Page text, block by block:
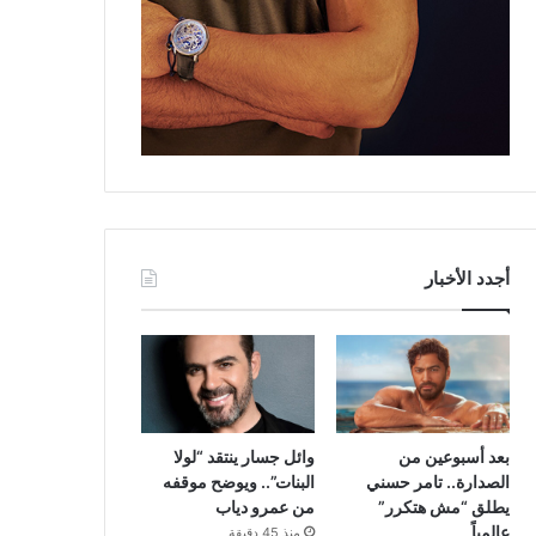
أجدد الأخبار
بعد أسبوعين من
الصدارة.. تامر حسني
يطلق “مش هتكرر”
عالمياً
وائل جسار ينتقد “لولا
البنات”.. ويوضح موقفه
من عمرو دياب
منذ 45 دقيقة